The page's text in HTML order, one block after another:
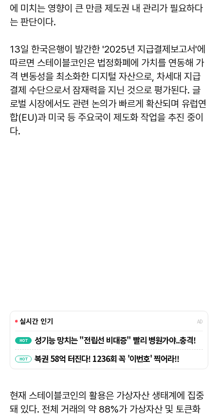
에 미치는 영향이 큰 만큼 제도권 내 관리가 필요하다
는 판단이다.
13일 한국은행이 발간한 '2025년 지급결제보고서'에
따르면 스테이블코인은 법정화폐에 가치를 연동해 가
격 변동성을 최소화한 디지털 자산으로, 차세대 지급
결제 수단으로서 잠재력을 지닌 것으로 평가된다. 글
로벌 시장에서도 관련 논의가 빠르게 확산되며 유럽연
합(EU)과 미국 등 주요국이 제도화 작업을 추진 중이
다.
현재 스테이블코인의 활용은 가상자산 생태계에 집중
돼 있다. 전체 거래의 약 88%가 가상자산 및 토큰화